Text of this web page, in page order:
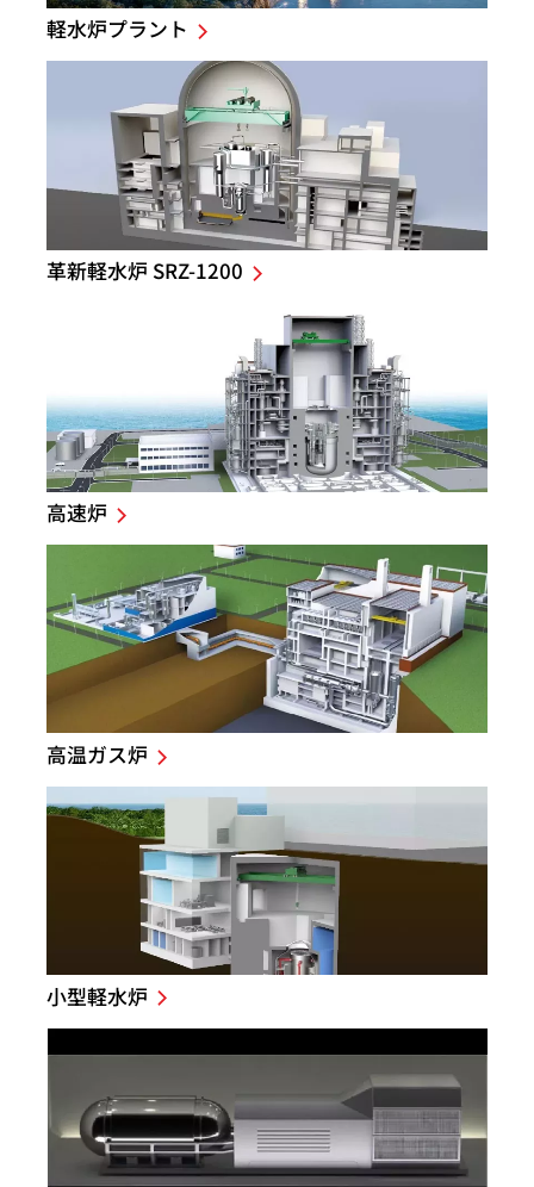
軽水炉プラント
革新軽水炉 SRZ-1200
高速炉
高温ガス炉
小型軽水炉